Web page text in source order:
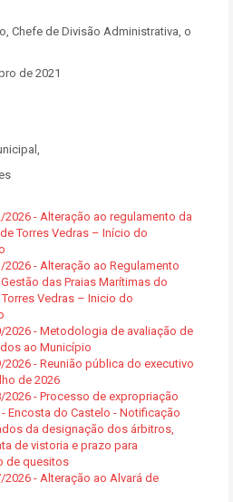
Chefe de Divisão Administrativa, o
de 2021
2026 - Alteração ao regulamento da
Torres Vedras – Início do
2026 - Alteração ao Regulamento
das Praias Marítimas do
Vedras – Inicio do
2026 - Metodologia de avaliação de
ao Município
2026 - Reunião pública do executivo
de 2026
2026 - Processo de expropriação
Encosta do Castelo - Notificação
da designação dos árbitros,
de vistoria e prazo para
de quesitos
2026 - Alteração ao Alvará de